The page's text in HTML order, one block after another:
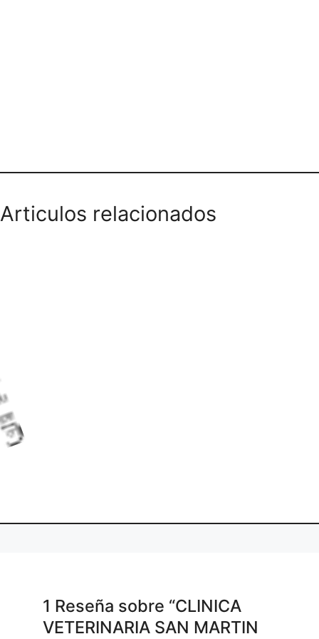
Articulos relacionados
L
o
a
d
i
n
g
.
1 Reseña sobre “CLINICA
VETERINARIA SAN MARTIN